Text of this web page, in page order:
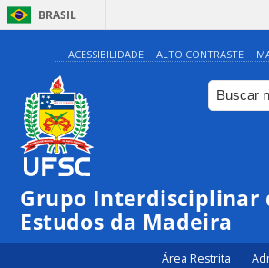
BRASIL
ACESSIBILIDADE ALTO CONTRASTE
Grupo Interdisciplinar
Estudos da Madeira
Área Restrita